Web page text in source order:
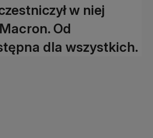
w niej
Od
dla wszystkich.